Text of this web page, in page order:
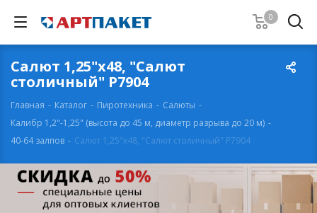
0
Салют 1,25"х48, "Салют
столичный" Р7904
Главная - Каталог - Пиротехника - Салюты -
Калибр 1,2"-1,25" (высота до 45 м, диаметр разрыва до 20 м) -
40-64 залпов - Салют 1,25"х48, "Салют столичный" Р7904